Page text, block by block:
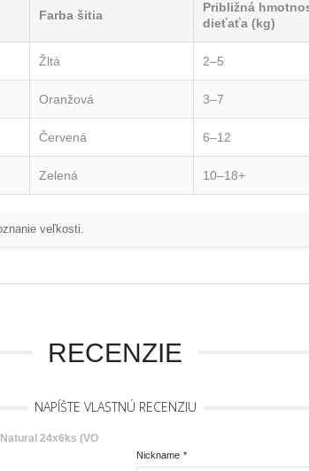
Farba šitia
Približná
dieťaťa (kg)
Žltá 2–5
Oranžová 3–7
Červená 6–12
Zelená 10–18+
veľkosti.
RECENZIE
NAPÍŠTE VLASTNÚ RECENZIU
24x6ks (VO
*
Nickname